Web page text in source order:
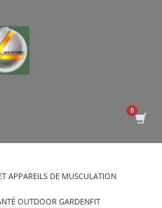
APPAREILS DE MUSCULATION
OUTDOOR GARDENFIT